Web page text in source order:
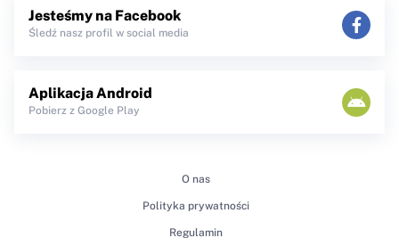
Jesteśmy na Facebook
Śledź nasz profil w social media
Aplikacja Android
Pobierz z Google Play
O nas
Polityka prywatności
Regulamin